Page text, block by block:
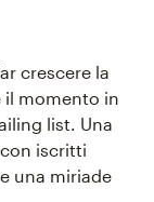
crescere la
il momento in
list. Una
iscritti
una miriade